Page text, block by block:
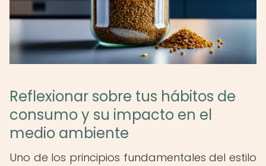
Reflexionar sobre tus hábitos de
consumo y su impacto en el
medio ambiente
Uno de los principios fundamentales del estilo